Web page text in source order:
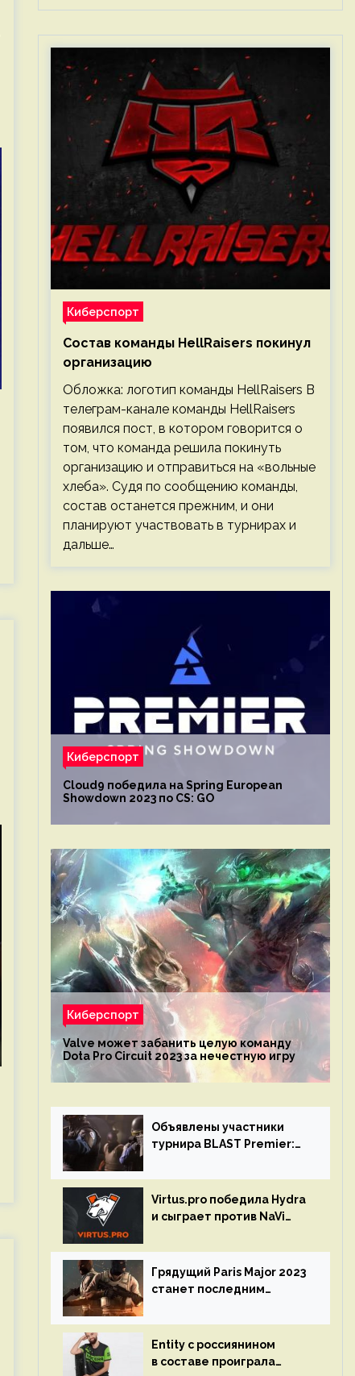
Киберспорт
Состав команды HellRaisers покинул
организацию
Обложка: логотип команды HellRaisers В
телеграм-канале команды HellRaisers
появился пост, в котором говорится о
том, что команда решила покинуть
организацию и отправиться на «вольные
хлеба». Судя по сообщению команды,
состав останется прежним, и они
планируют участвовать в турнирах и
дальше…
Киберспорт
Cloud9 победила на Spring European
Showdown 2023 по CS: GO
Киберспорт
Valve может забанить целую команду
Dota Pro Circuit 2023 за нечестную игру
Объявлены участники
турнира BLAST Premier:
Virtus.pro победила Hydra
и сыграет против NaVi
Circuit
Грядущий Paris Major 2023
станет последним
GO
Entity с россиянином
в составе проиграла